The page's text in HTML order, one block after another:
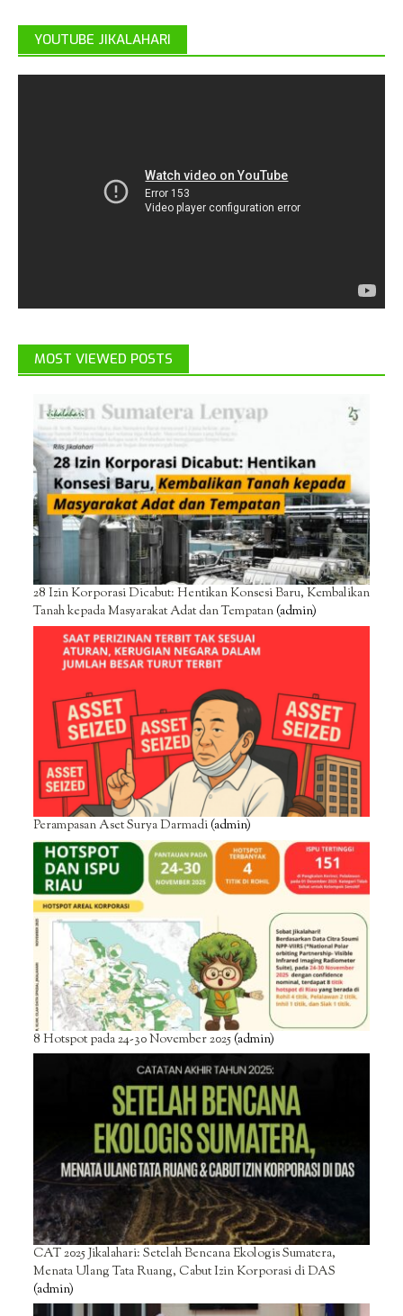
YOUTUBE JIKALAHARI
MOST VIEWED POSTS
28 Izin Korporasi Dicabut: Hentikan Konsesi Baru, Kembalikan
Tanah kepada Masyarakat Adat dan Tempatan(admin)
Perampasan Aset Surya Darmadi(admin)
8 Hotspot pada 24-30 November 2025(admin)
CAT 2025 Jikalahari: Setelah Bencana Ekologis Sumatera,
Menata Ulang Tata Ruang, Cabut Izin Korporasi di DAS
(admin)